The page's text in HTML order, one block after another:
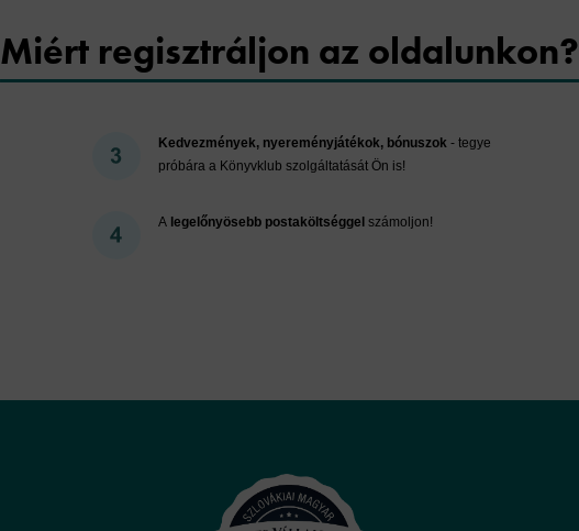
Miért regisztráljon az oldalunkon?
Kedvezmények, nyereményjátékok, bónuszok- tegye
próbára a Könyvklub szolgáltatását Ön is!
A legelőnyösebb postaköltséggel számoljon!